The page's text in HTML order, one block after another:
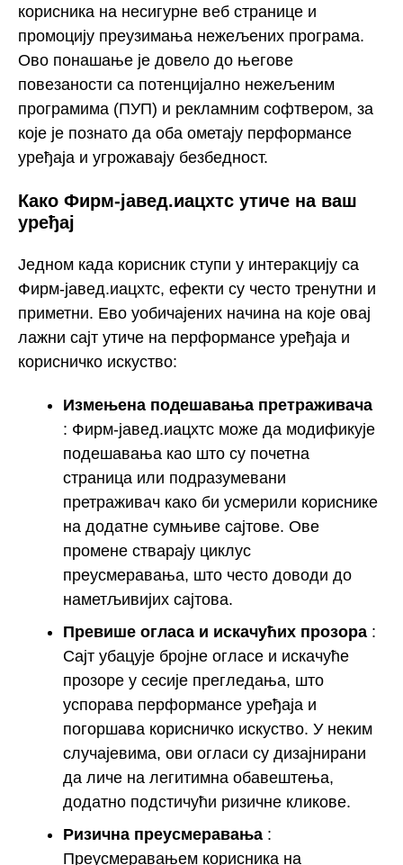
корисника на несигурне веб странице и
промоцију преузимања нежељених програма.
Ово понашање је довело до његове
повезаности са потенцијално нежељеним
програмима (ПУП) и рекламним софтвером, за
које је познато да оба ометају перформансе
уређаја и угрожавају безбедност.
Како Фирм-јавед.иацхтс утиче на ваш
уређај
Једном када корисник ступи у интеракцију са
Фирм-јавед.иацхтс, ефекти су често тренутни и
приметни. Ево уобичајених начина на које овај
лажни сајт утиче на перформансе уређаја и
корисничко искуство:
Измењена подешавања претраживача
: Фирм-јавед.иацхтс може да модификује
подешавања као што су почетна
страница или подразумевани
претраживач како би усмерили кориснике
на додатне сумњиве сајтове. Ове
промене стварају циклус
преусмеравања, што често доводи до
наметљивијих сајтова.
Превише огласа и искачућих прозора :
Сајт убацује бројне огласе и искачуће
прозоре у сесије прегледања, што
успорава перформансе уређаја и
погоршава корисничко искуство. У неким
случајевима, ови огласи су дизајнирани
да личе на легитимна обавештења,
додатно подстичући ризичне кликове.
Ризична преусмеравања :
Преусмеравањем корисника на